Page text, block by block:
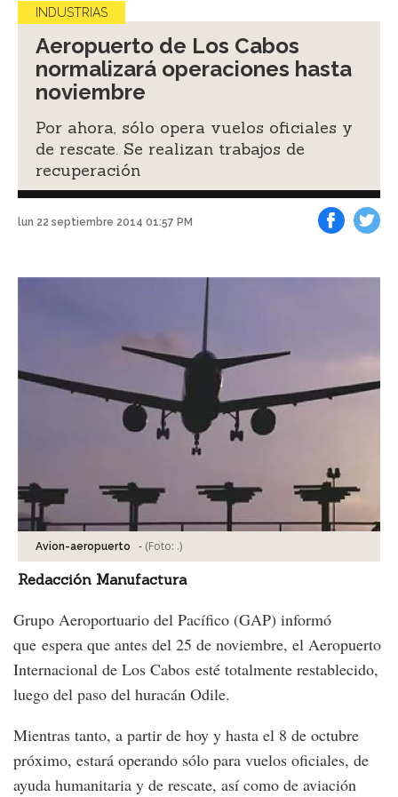
INDUSTRIAS
Aeropuerto de Los Cabos
normalizará operaciones hasta
noviembre
Por ahora, sólo opera vuelos oficiales y
de rescate. Se realizan trabajos de
recuperación
lun 22 septiembre 2014 01:57 PM
Avion-aeropuerto - (Foto: .)
Redacción Manufactura
Grupo Aeroportuario del Pacífico (GAP) informó
que espera que antes del 25 de noviembre, el Aeropuerto
Internacional de Los Cabos esté totalmente restablecido,
luego del paso del huracán Odile.
Mientras tanto, a partir de hoy y hasta el 8 de octubre
próximo, estará operando sólo para vuelos oficiales, de
ayuda humanitaria y de rescate, así como de aviación